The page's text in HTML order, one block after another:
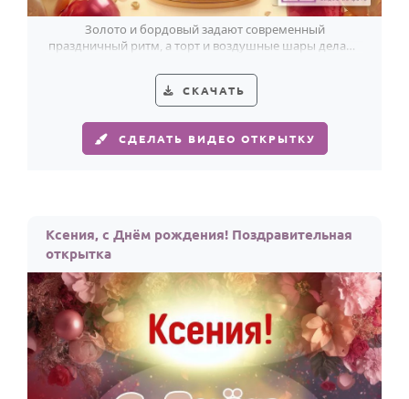
Золото и бордовый задают современный
праздничный ритм, а торт и воздушные шары делают
СКАЧАТЬ
СДЕЛАТЬ ВИДЕО ОТКРЫТКУ
Ксения, с Днём рождения! Поздравительная
открытка